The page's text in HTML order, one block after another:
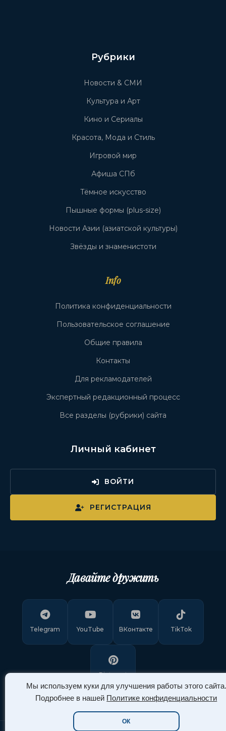
Мы используем куки для улучшения работы этого сайта.
Подробнее в нашей Политике конфиденциальности
ОК
Рубрики
Новости & СМИ
Культура и Арт
Кино и Сериалы
Красота, Мода и Стиль
Игровой мир
Афиша СПб
Тёмное искусство
Пышные формы (plus-size)
Новости Азии (азиатской культуры)
Звёзды и знаменистоти
Info
Политика конфиденциальности
Пользовательское соглашение
Общие правила
Контакты
Для рекламодателей
Экспертный редакционный процесс
Все разделы (рубрики) сайта
Личный кабинет
ВОЙТИ
РЕГИСТРАЦИЯ
Давайте дружить
Telegram YouTube ВКонтакте TikTok
Pinterest